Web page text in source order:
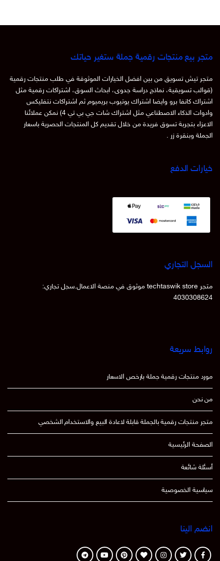
متجر بيع منتجات رقمية جملة ستغير حياتك
متجر تيش تسويق من بين افضل الخيارات الموثوقة في طلب منتجات رقمية
(قوالب تسويقية، نماذج دراسة جدوى، ابحاث السوق، اشتراكات رقمية مثل
اشتراك كانفا برو وايضا اشتراك يوتيوب بريميوم ثم اشتراكات نتفليكس
وادوات الذكاء الاصطناعي مثل اشتراك شات جي بي تي 4) نمكن عملائنا
الاعزاء بتجربة تسوق فريدة من خلال تقديم كل المنتجات الحصرية باسعار
الجملة وبنقرة زر .
خيارات الدفع
السجل التجاري
متجر techtaswik store موثوق في منصة الاعمال.سجل تجاري:
4030308624
روابط سريعة
مورد منتجات رقمية جملة بارخص الاسعار
من نحن
متجر منتجات رقمية بالجملة قابلة لاعادة البيع والاستخدام الشخصي
الصفحة الرئيسية
أسئلة شائعة
سياسية الخصوصية
انضم الينا